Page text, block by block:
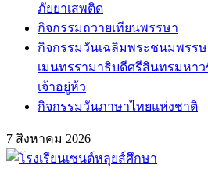
ภัยยาเสพติด
กิจกรรมถวายเทียนพรรษา
กิจกรรมวันเฉลิมพระชนมพรร
เมนทรรามาธิบดีศรีสินทรมหา
เจ้าอยู่ห้ว
กิจกรรมวันภาษาไทยแห่งชาติ
7 สิงหาคม 2026